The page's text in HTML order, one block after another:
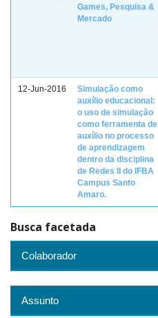
Games, Pesquisa &
Mercado
12-Jun-2016
Simulação como
auxílio educacional:
o uso de simulação
como ferramenta de
auxílio no processo
de aprendizagem
dentro da disciplina
de Redes II do IFBA
Campus Santo
Amaro.
Busca facetada
Colaborador
Assunto